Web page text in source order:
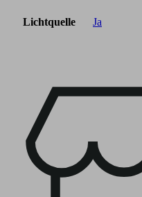
Lichtquelle Ja